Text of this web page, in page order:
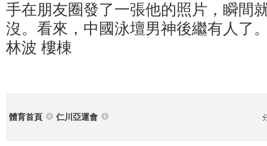
手在朋友圈發了一張他的照片，瞬間
沒。看來，中國泳壇男神後繼有人
林波 樓棟
體育首頁 仁川亞運會